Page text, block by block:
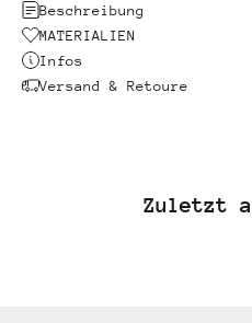
Beschreibung
MATERIALIEN
Infos
Versand & Retoure
Zuletzt